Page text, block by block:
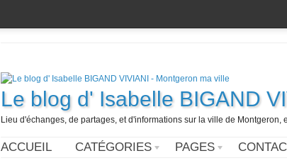
Le blog d' Isabelle BIGAND
Lieu d'échanges, de partages, et d'informations sur la ville de Montgeron,
ACCUEIL CATÉGORIES PAGES